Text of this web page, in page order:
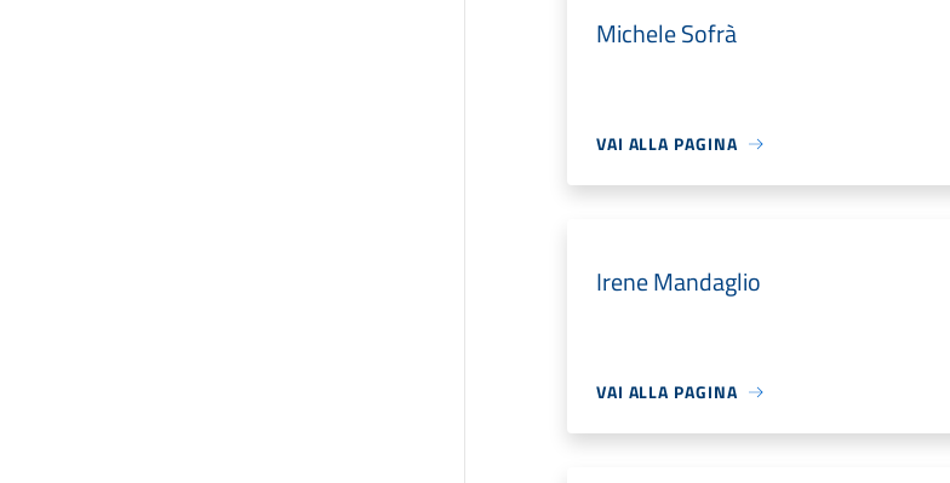
Michele Sofrà
VAI ALLA PAGINA
Irene Mandaglio
VAI ALLA PAGINA